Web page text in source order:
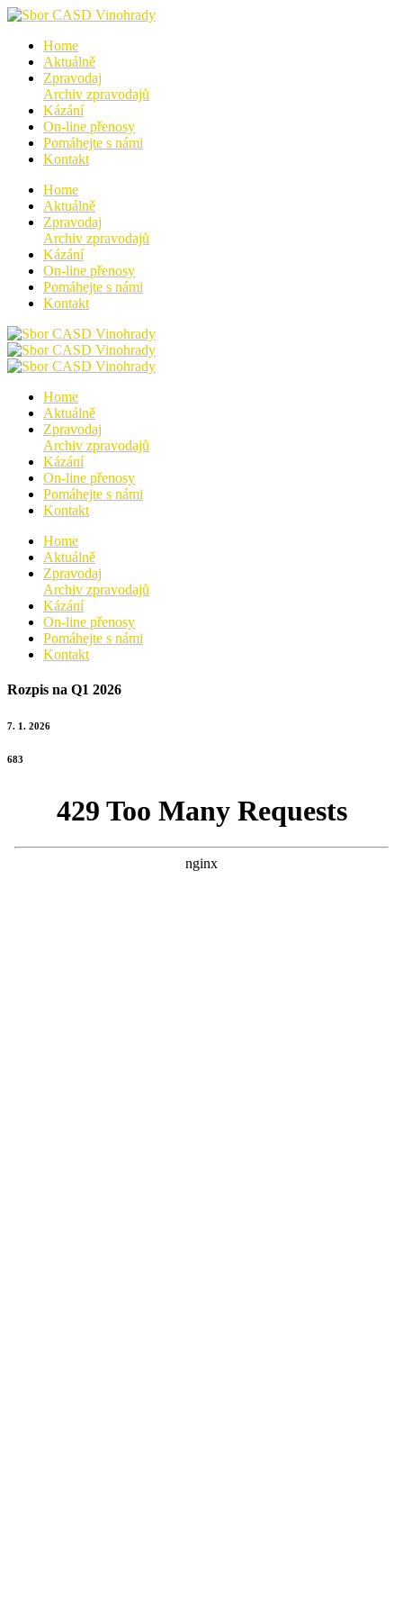
Home
Aktuálně
Zpravodaj
Archiv zpravodajů
Kázání
On-line přenosy
Pomáhejte s námi
Kontakt
Home
Aktuálně
Zpravodaj
Archiv zpravodajů
Kázání
On-line přenosy
Pomáhejte s námi
Kontakt
Home
Aktuálně
Zpravodaj
Archiv zpravodajů
Kázání
On-line přenosy
Pomáhejte s námi
Kontakt
Home
Aktuálně
Zpravodaj
Archiv zpravodajů
Kázání
On-line přenosy
Pomáhejte s námi
Kontakt
Rozpis na Q1 2026
7. 1. 2026
683